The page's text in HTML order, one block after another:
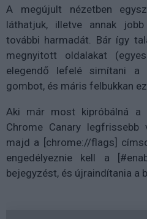
A megújult nézetben
láthatjuk, illetve annak
további harmadát. Bár így
megnyitott oldalakat
elegendő lefelé simítani a
gombot, és máris felbukkan
Aki már most kipróbálná a
Chrome Canary legfrissebb
majd a [chrome://flags]
engedélyeznie kell a
bejegyzést, és újraindítania a